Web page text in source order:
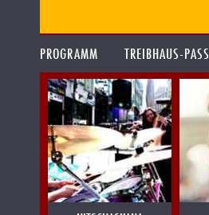
PROGRAMM TREIBHAUS-PASS